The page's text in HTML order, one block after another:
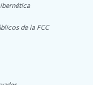
de la FCC